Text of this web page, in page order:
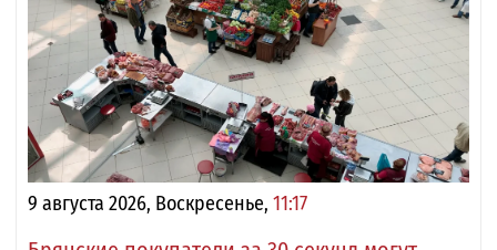
9 августа 2026, Воскресенье, 11:17